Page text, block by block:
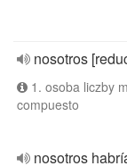
nosotros
1. osoba liczby
compuesto
nosotros